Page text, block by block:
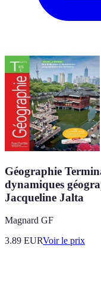
Géographie
dynamiques
Jacqueline Jalta
Magnard GF
3.89 EURVoir le prix